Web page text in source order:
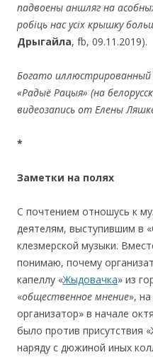
падвоены аншляг на
робіць нас усіх крышку
Дрыгайла, fb, 09.11.2019).
Богато
«Радыё Рацыя» (на
видеозапись от Елены
*
Заметки на полях
C почтением отношусь к
деятелям, выступившим в
клезмерской музыки.
понимаю, почему
капеллу «Жыдовачка» из
«общественное мнение»,
организатор» в начале
было против присутствия
наряду с дюжиной иных